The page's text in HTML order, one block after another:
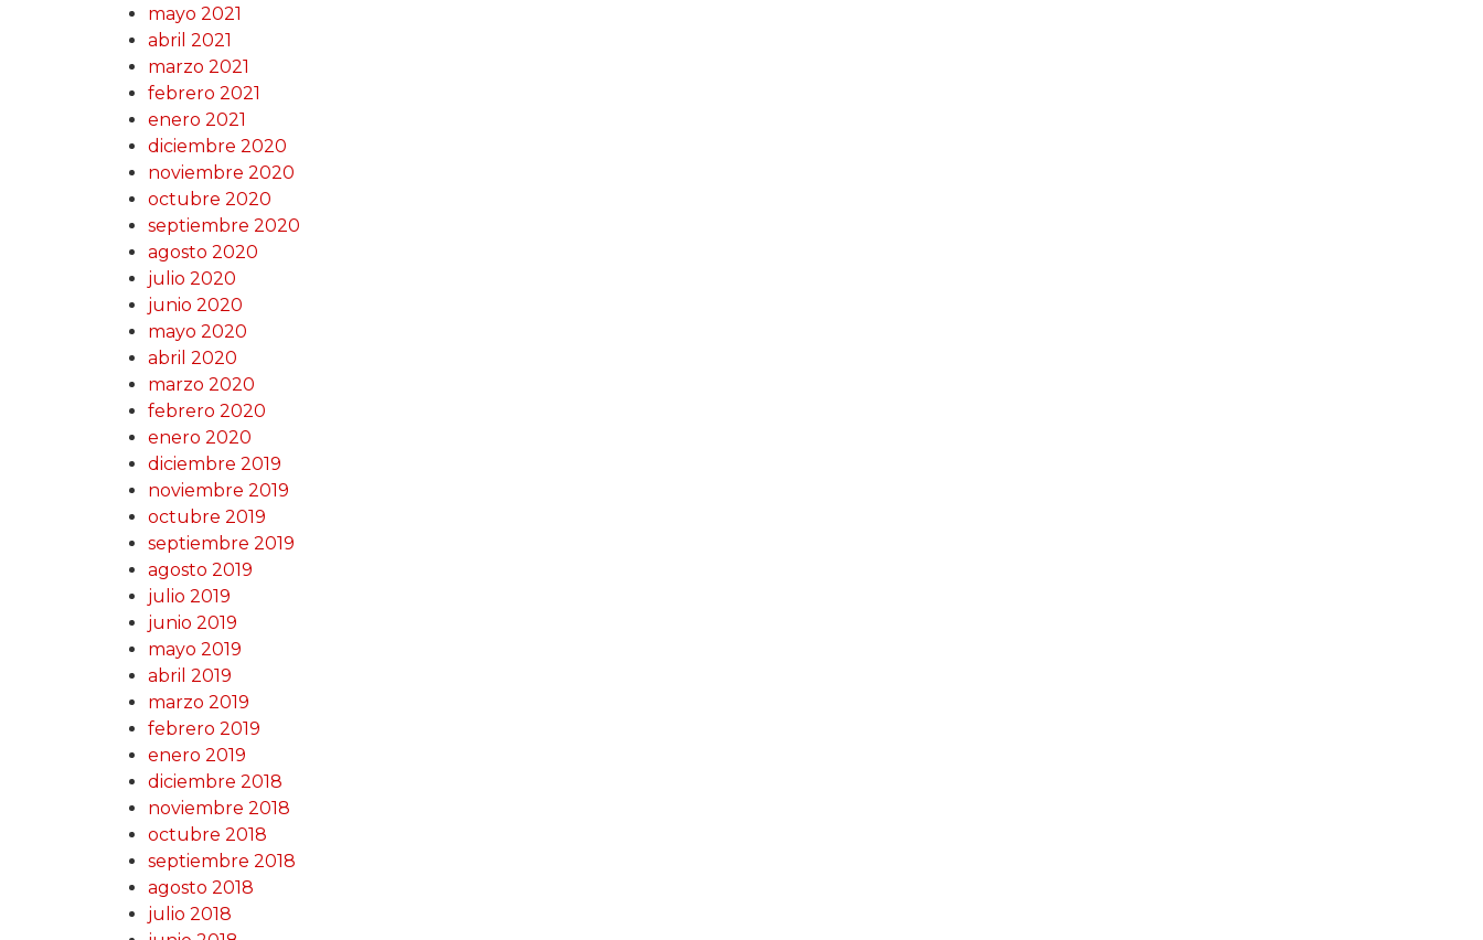
mayo 2021
abril 2021
marzo 2021
febrero 2021
enero 2021
diciembre 2020
noviembre 2020
octubre 2020
septiembre 2020
agosto 2020
julio 2020
junio 2020
mayo 2020
abril 2020
marzo 2020
febrero 2020
enero 2020
diciembre 2019
noviembre 2019
octubre 2019
septiembre 2019
agosto 2019
julio 2019
junio 2019
mayo 2019
abril 2019
marzo 2019
febrero 2019
enero 2019
diciembre 2018
noviembre 2018
octubre 2018
septiembre 2018
agosto 2018
julio 2018